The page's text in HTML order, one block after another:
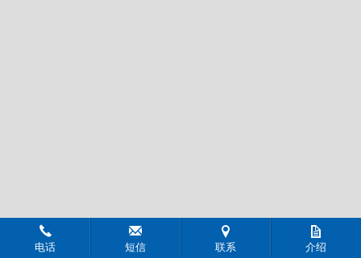
电话 短信 联系 介绍